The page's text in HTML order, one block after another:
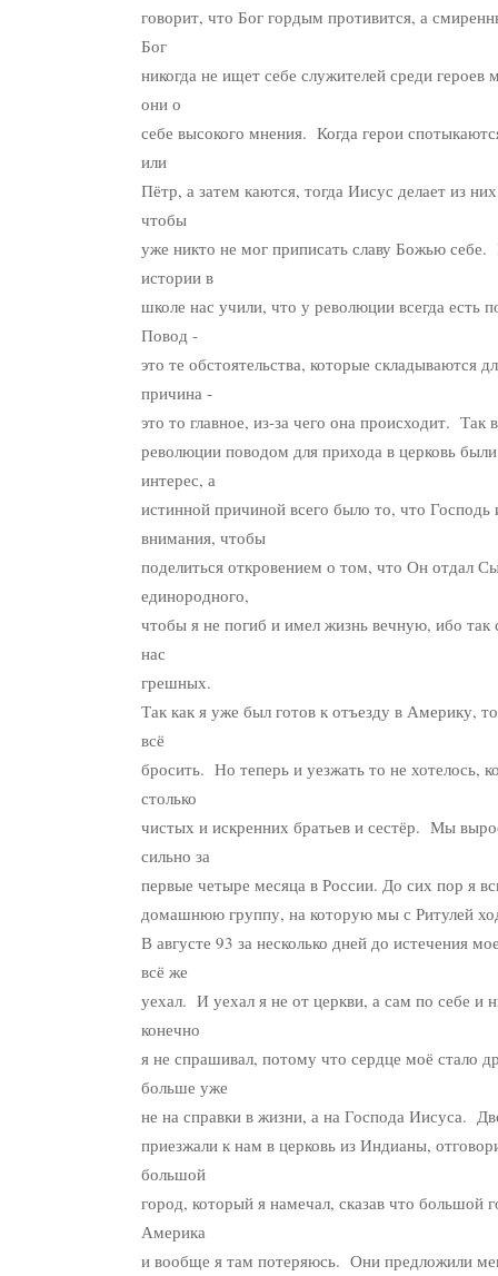
говорит, что Бог гордым противится, а
Бог
никогда не ищет себе служителей среди героев
они о
себе высокого мнения. Когда герои
или
Пётр, а затем каются, тогда Иисус делает из
чтобы
уже никто не мог приписать славу Божью
истории в
школе нас учили, что у революции всегда есть
Повод -
это те обстоятельства, которые складываются
причина -
это то главное, из-за чего она происходит. Так
революции поводом для прихода в церковь
интерес, а
истинной причиной всего было то, что Господь
внимания, чтобы
поделиться откровением о том, что Он отдал
единородного,
чтобы я не погиб и имел жизнь вечную, ибо так
нас
грешных.
Так как я уже был готов к отъезду в Америку,
всё
бросить. Но теперь и уезжать то не хотелось,
столько
чистых и искренних братьев и сестёр. Мы
сильно за
первые четыре месяца в России. До сих пор я
домашнюю группу, на которую мы с Ритулей
В августе 93 за несколько дней до истечения
всё же
уехал. И уехал я не от церкви, а сам по себе и
конечно
я не спрашивал, потому что сердце моё стало
больше уже
не на справки в жизни, а на Господа Иисуса.
приезжали к нам в церковь из Индианы,
большой
город, который я намечал, сказав что большой
Америка
и вообще я там потеряюсь. Они предложили